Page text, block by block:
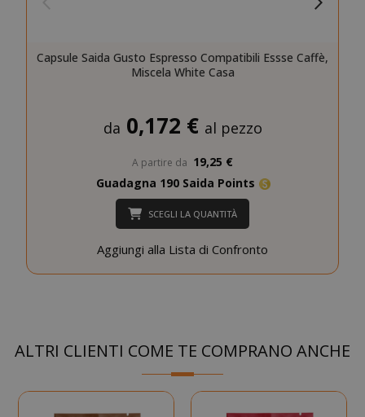
Capsule Saida Gusto Espresso Compatibili Essse Caffè,
Miscela White Casa
da 0,172 € al pezzo
A partire da 19,25 €
Guadagna 190 Saida Points
SCEGLI LA QUANTITÀ
Aggiungi alla Lista di Confronto
ALTRI CLIENTI COME TE COMPRANO ANCHE
CookieScriptConsent
Privacy Policy